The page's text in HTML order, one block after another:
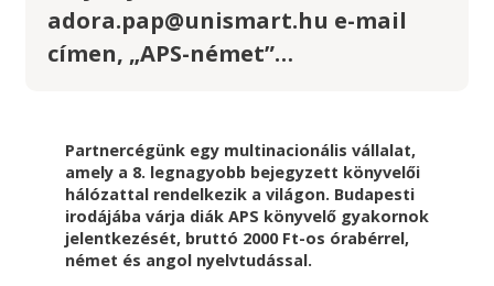
adora.pap@unismart.hu e-mail
címen, „APS-német”…
Partnercégünk egy multinacionális vállalat,
amely a 8. legnagyobb bejegyzett könyvelői
hálózattal rendelkezik a világon. Budapesti
irodájába várja diák APS könyvelő gyakornok
jelentkezését, bruttó 2000 Ft-os órabérrel,
német és angol nyelvtudással.